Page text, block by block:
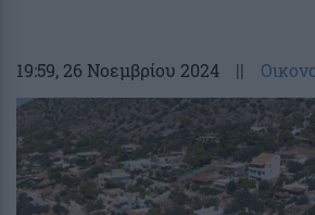
19:59, 26 Νοεμβρίου 2024 ||